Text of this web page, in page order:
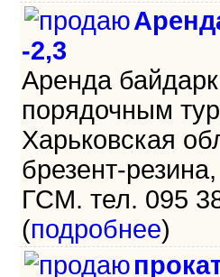
-2,3
Аренда
порядочным
Харьковская
брезент-
ГСМ. тел. 095
(подробнее)